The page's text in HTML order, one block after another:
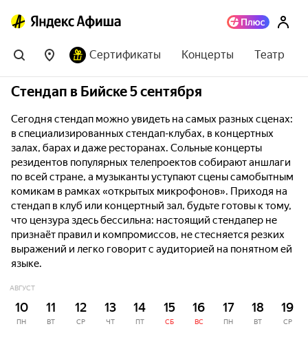
Сертификаты Концерты Театр
Стендап в Бийске 5 сентября
Сегодня стендап можно увидеть на самых разных сценах:
в специализированных стендап-клубах, в концертных
залах, барах и даже ресторанах. Сольные концерты
резидентов популярных телепроектов собирают аншлаги
по всей стране, а музыканты уступают сцены самобытным
комикам в рамках «открытых микрофонов». Приходя на
стендап в клуб или концертный зал, будьте готовы к тому,
что цензура здесь бессильна: настоящий стендапер не
признаёт правил и компромиссов, не стесняется резких
выражений и легко говорит с аудиторией на понятном ей
языке.
АВГУСТ
10
ПН
11
ВТ
12
СР
13
ЧТ
14
ПТ
15
СБ
16
ВС
17
ПН
18
ВТ
19
СР